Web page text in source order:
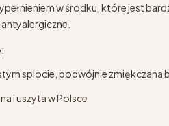
w środku, które jest
splocie, podwójnie zmiękczana
i uszyta w Polsce